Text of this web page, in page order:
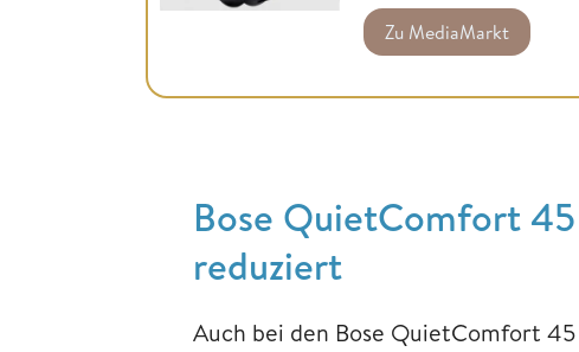
Zu MediaMarkt
Bose QuietComfort
reduziert
Auch bei den Bose QuietComfort